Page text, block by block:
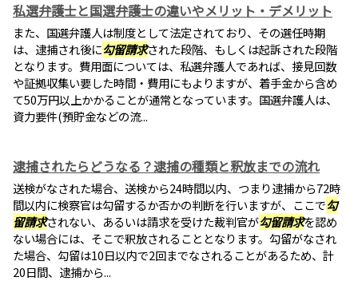
私選弁護士と国選弁護士の違いやメリット・デメリット
また、国選弁護人は制度として法定されており、その選任時期
は、逮捕され後に勾留請求された段階、もしくは起訴された段階
となります。費用面については、私選弁護人であれば、接見回数
や証拠収集い要した時間・費用にもよりますが、着手金から含め
て50万円以上かかることが通常となっています。国選弁護人は、
資力要件(預貯金などの流...
逮捕されたらどうなる？逮捕の種類と釈放までの流れ
送検がなされた場合、送検から24時間以内、つまり逮捕から72時
間以内に検察官は勾留するか否かの判断を行いますが、ここで勾
留請求されない、あるいは請求を受けた裁判官が勾留請求を認め
ない場合には、そこで釈放されることとなります。勾留がなされ
た場合、勾留は10日以内で2回までなされることがあるため、計
20日間、逮捕から...